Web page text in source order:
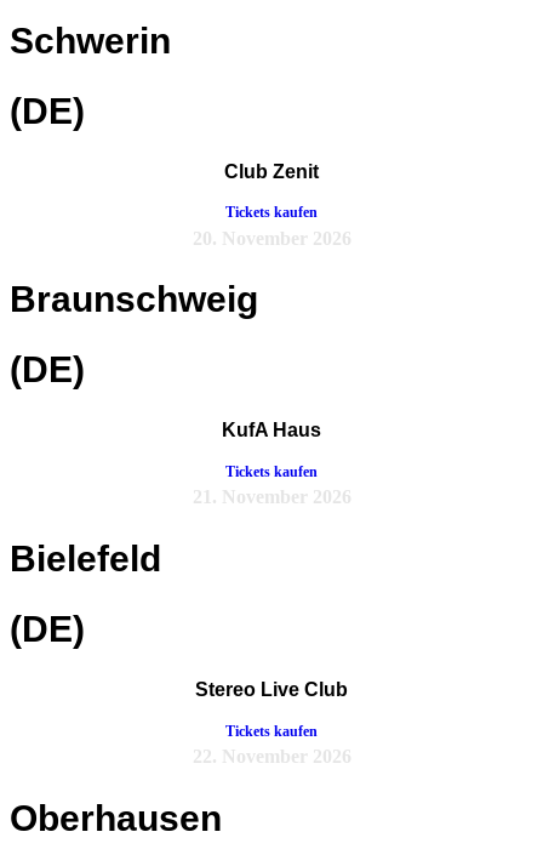
Schwerin
(DE)
Club Zenit
Tickets kaufen
20. November 2026
Braunschweig
(DE)
KufA Haus
Tickets kaufen
21. November 2026
Bielefeld
(DE)
Stereo Live Club
Tickets kaufen
22. November 2026
Oberhausen